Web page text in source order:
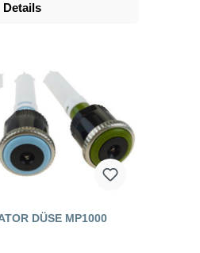
Details
DÜSE MP1000